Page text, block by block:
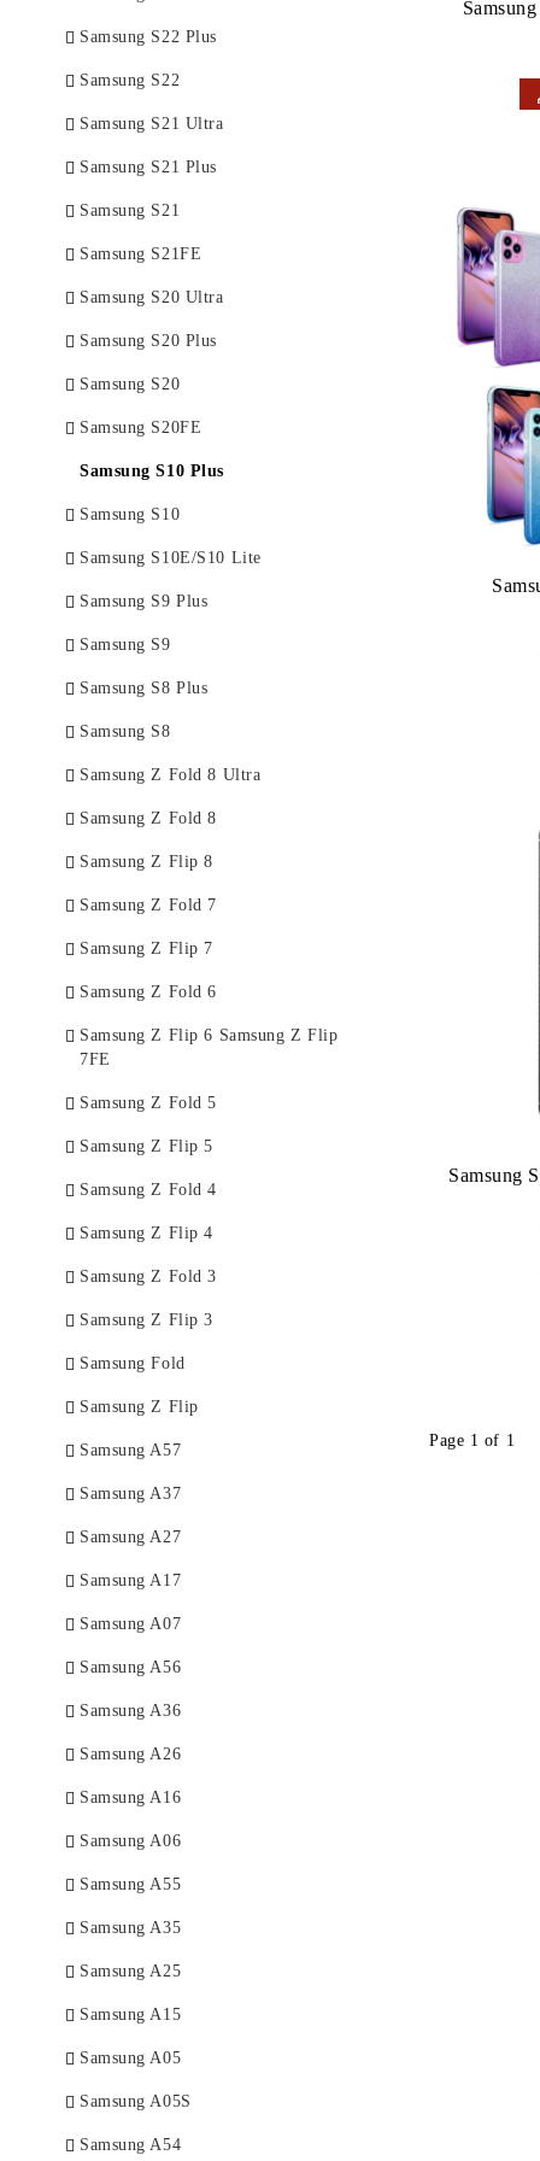
Samsung S22 Plus
Samsung S22
Samsung S21 Ultra
Samsung S21 Plus
Samsung S21
Samsung S21FE
Samsung S20 Ultra
Samsung S20 Plus
Samsung S20
Samsung S20FE
Samsung S10 Plus
Samsung S10
Samsung S10E/S10 Lite
Samsung S9 Plus
Samsung S9
Samsung S8 Plus
Samsung S8
Samsung Z Fold 8 Ultra
Samsung Z Fold 8
Samsung Z Flip 8
Samsung Z Fold 7
Samsung Z Flip 7
Samsung Z Fold 6
Samsung Z Flip 6 Samsung Z Flip
7FE
Samsung Z Fold 5
Samsung Z Flip 5
Samsung Z Fold 4
Samsung Z Flip 4
Samsung Z Fold 3
Samsung Z Flip 3
Samsung Fold
Samsung Z Flip
Samsung A57
Samsung A37
Samsung A27
Samsung A17
Samsung A07
Samsung A56
Samsung A36
Samsung A26
Samsung A16
Samsung A06
Samsung A55
Samsung A35
Samsung A25
Samsung A15
Samsung A05
Samsung A05S
Samsung A54
Samsung
Page 1 of 1